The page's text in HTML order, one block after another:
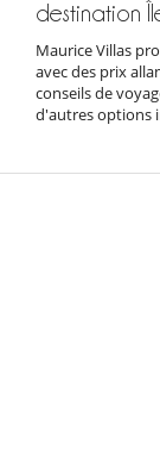
destination
Maurice Villas
avec des prix
conseils de
d'autres options